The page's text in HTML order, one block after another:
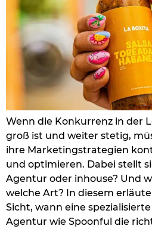
Wenn die Konkurrenz in der
groß ist und weiter stetig,
ihre Marketingstrategien
und optimieren. Dabei stellt
Agentur oder inhouse? Und
welche Art? In diesem
Sicht, wann eine
Agentur wie Spoonful die